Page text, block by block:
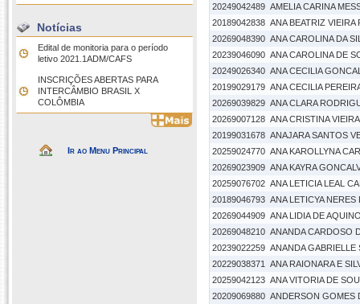
Notícias
Edital de monitoria para o período
letivo 2021.1ADM/CAFS
INSCRIÇÕES ABERTAS PARA
INTERCÂMBIO BRASIL X
COLÔMBIA
Ir ao Menu Principal
20249042489 AMELIA CARINA
20189042838 ANA BEATRIZ VIEIRA
20269048390 ANA CAROLINA DA
20239046090 ANA CAROLINA DE
20249026340 ANA CECILIA
20199029179 ANA CECILIA
20269039829 ANA CLARA
20269007128 ANA CRISTINA
20199031678 ANAJARA SANTOS
20259024770 ANA KAROLLYNA
20269023909 ANA KAYRA
20259076702 ANA LETICIA LEAL
20189046793 ANA LETICYA NERES
20269044909 ANA LIDIA DE
20269048210 ANANDA CARDOSO
20239022259 ANANDA GABRIELLE
20229038371
ANA RAIONARA E
20259042123 ANA VITORIA DE
20209069880 ANDERSON GOMES